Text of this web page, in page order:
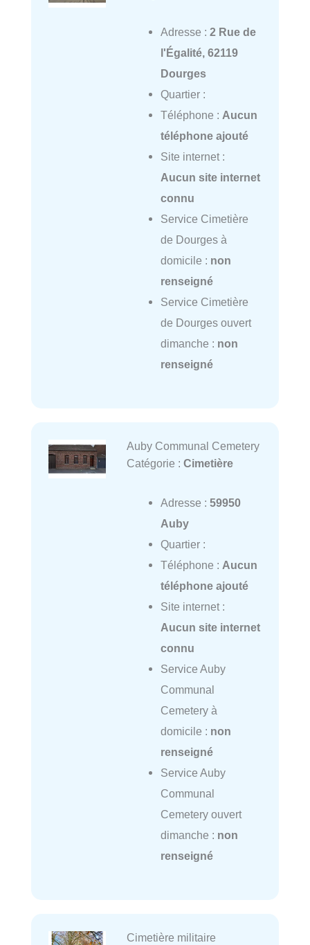
Adresse : 2 Rue de
l'Égalité, 62119
Dourges
Quartier :
Téléphone : Aucun
téléphone ajouté
Site internet :
Aucun site internet
connu
Service Cimetière
de Dourges à
domicile : non
renseigné
Service Cimetière
de Dourges ouvert
dimanche : non
renseigné
Auby Communal Cemetery
Catégorie : Cimetière
Adresse : 59950
Auby
Quartier :
Téléphone : Aucun
téléphone ajouté
Site internet :
Aucun site internet
connu
Service Auby
Communal
Cemetery à
domicile : non
renseigné
Service Auby
Communal
Cemetery ouvert
dimanche : non
renseigné
Cimetière militaire